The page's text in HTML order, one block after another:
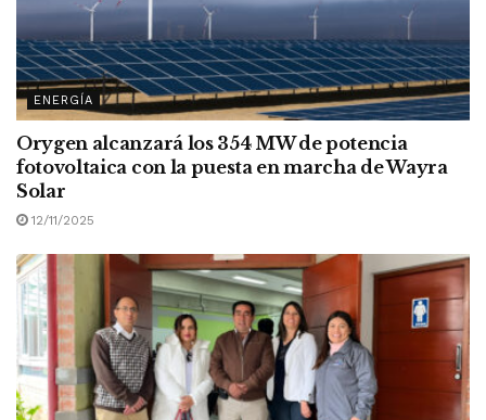
ENERGÍA
Orygen alcanzará los 354 MW de potencia
fotovoltaica con la puesta en marcha de Wayra
Solar
12/11/2025